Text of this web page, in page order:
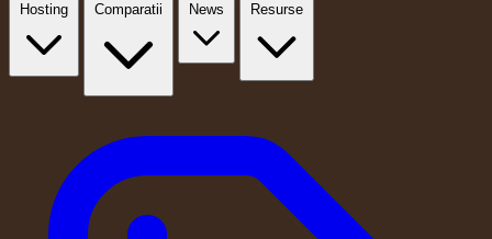
Hosting Comparatii News Resurse